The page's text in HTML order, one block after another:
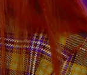
de
en